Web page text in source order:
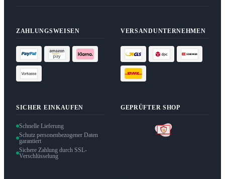
ZAHLUNGSWEISEN VERSANDUNTERNEHMEN
SICHER EINKAUFEN
Schnelle Lieferung
Schutz personenbezogener Daten
garantiert
Sichere Zahlung durch SSL-
Verschlüsselung
GEPRÜFTER SHOP